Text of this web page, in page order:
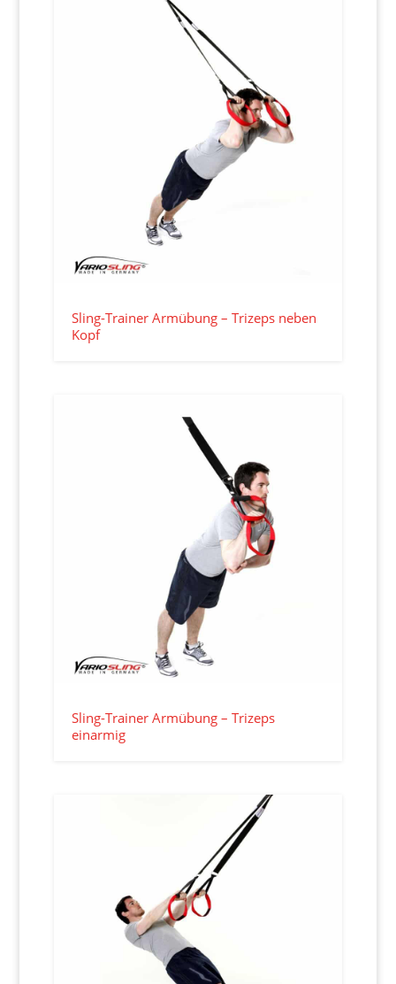
Sling-Trainer Armübung – Trizeps neben
Kopf
Sling-Trainer Armübung – Trizeps
einarmig